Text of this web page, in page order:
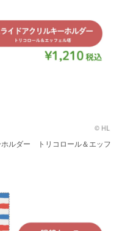
ルダー トリコロール＆エッフ